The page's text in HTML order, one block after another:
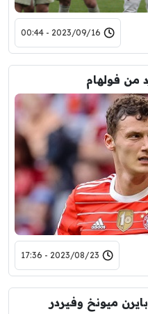
2023/09/16 - 00:44
من فولهام
2023/08/23 - 17:36
ميونخ وفيردر